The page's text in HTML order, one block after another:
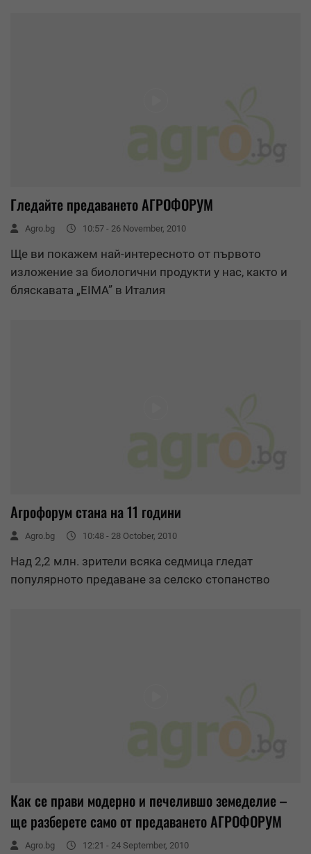
Гледайте предаването АГРОФОРУМ
Agro.bg 10:57 - 26 November, 2010
Ще ви покажем най-интересното от първото
изложение за биологични продукти у нас, както и
бляскавата „EIMA” в Италия
Агрофорум стана на 11 години
Agro.bg 10:48 - 28 October, 2010
Над 2,2 млн. зрители всяка седмица гледат
популярното предаване за селско стопанство
Как се прави модерно и печелившо земеделие –
ще разберете само от предаването АГРОФОРУМ
Agro.bg 12:21 - 24 September, 2010